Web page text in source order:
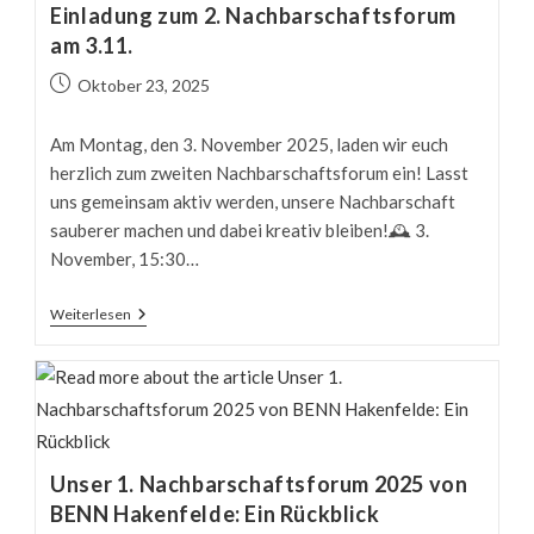
Ein
Rückblick
Einladung zum 2. Nachbarschaftsforum
am 3.11.
BeitragOktober 23, 2025
Am Montag, den 3. November 2025, laden wir euch
herzlich zum zweiten Nachbarschaftsforum ein! Lasst
uns gemeinsam aktiv werden, unsere Nachbarschaft
sauberer machen und dabei kreativ bleiben!🕰️ 3.
November, 15:30…
Weiterlesen Einladung
Zum
Nachbarschaftsforum
Am
3.11.
Unser 1. Nachbarschaftsforum 2025 von
BENN Hakenfelde: Ein Rückblick